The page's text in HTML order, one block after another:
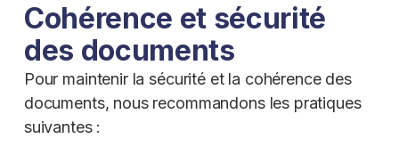
Cohérence et sécurité
des documents
Pour maintenir la sécurité et la cohérence des
documents, nous recommandons les pratiques
suivantes :